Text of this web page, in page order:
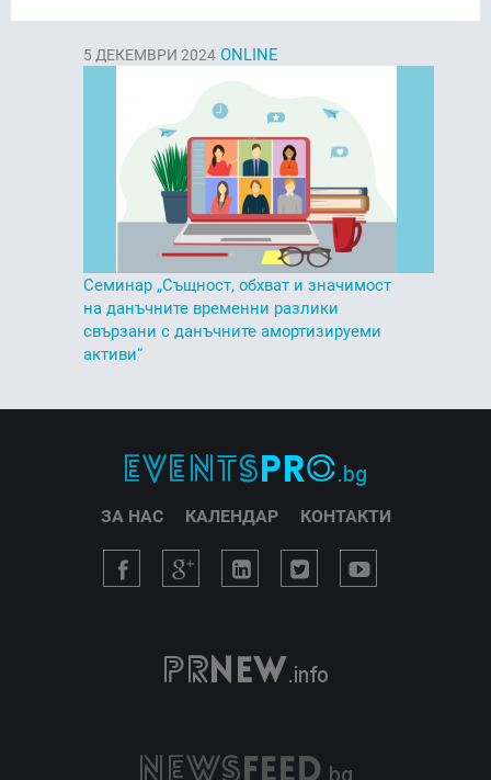
5 ДЕКЕМВРИ 2024 ONLINE
Семинар „Същност, обхват и значимост
на данъчните временни разлики
свързани с данъчните амортизируеми
активи“
ЗА НАС КАЛЕНДАР КОНТАКТИ